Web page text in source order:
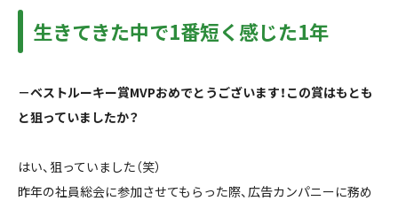
生きてきた中で1番短く感じた1年
－ベストルーキー賞MVPおめでとうございます！ この賞はもとも
と狙っていましたか？
はい、狙っていました（笑）
昨年の社員総会に参加させてもらった際、広告カンパニーに務め